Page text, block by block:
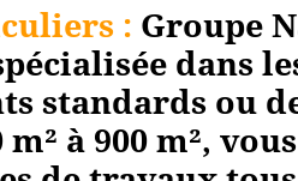
: Groupe
dans
standards ou
à 900 m²,